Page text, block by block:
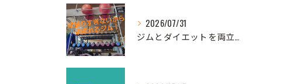
2026/07/31
ジムとダイエットを両立する初心者女性向けの始め方完全ガイド